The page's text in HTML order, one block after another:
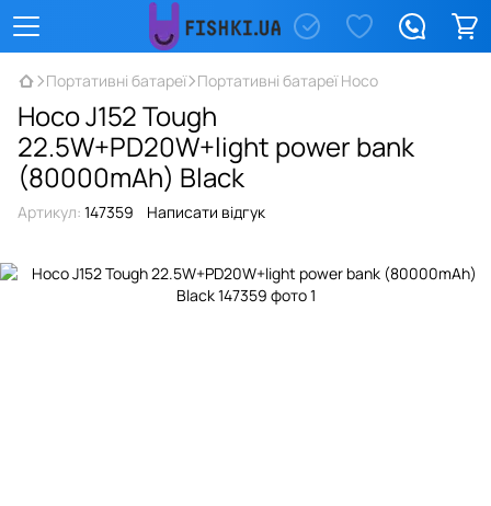
Портативні батареї Портативні батареї Hoco
Hoco J152 Tough
22.5W+PD20W+light power bank
(80000mAh) Black
Артикул: 147359 Написати відгук